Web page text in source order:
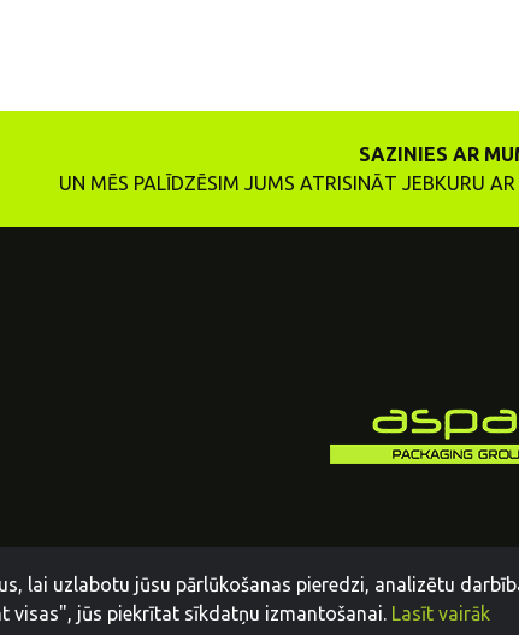
SAZINIES AR
UN MĒS PALĪDZĒSIM JUMS ATRISINĀT JEBKURU
lai uzlabotu jūsu pārlūkošanas pieredzi, analizētu
visas", jūs piekrītat sīkdatņu izmantošanai. Lasīt vairāk